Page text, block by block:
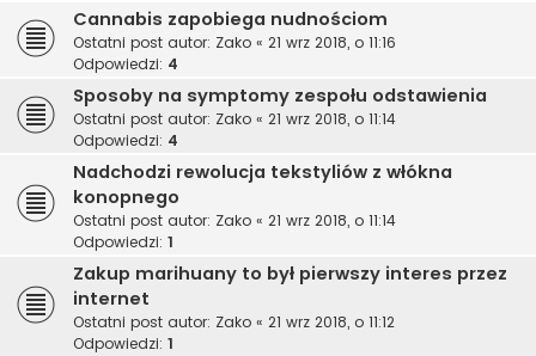
Cannabis zapobiega nudnościom
Ostatni post autor: Zako « 21 wrz 2018, o 11:16
Odpowiedzi: 4
Sposoby na symptomy zespołu odstawienia
Ostatni post autor: Zako « 21 wrz 2018, o 11:14
Odpowiedzi: 4
Nadchodzi rewolucja tekstyliów z włókna
konopnego
Ostatni post autor: Zako « 21 wrz 2018, o 11:14
Odpowiedzi: 1
Zakup marihuany to był pierwszy interes przez
internet
Ostatni post autor: Zako « 21 wrz 2018, o 11:12
Odpowiedzi: 1